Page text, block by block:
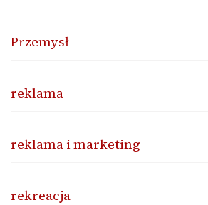
Przemysł
reklama
reklama i marketing
rekreacja